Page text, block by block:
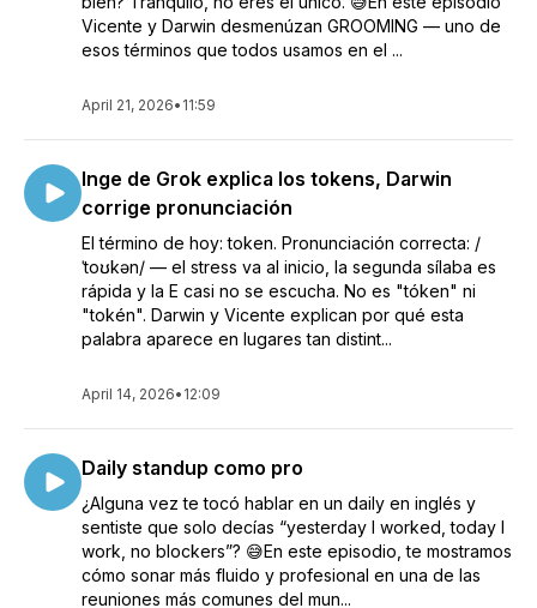
Vicente y Darwin desmenúzan GROOMING — uno de
esos términos que todos usamos en el ...
April 21, 2026• 11:59
Inge de Grok explica los tokens, Darwin
corrige pronunciación
El término de hoy: token. Pronunciación correcta: /
ˈtoʊkən/ — el stress va al inicio, la segunda sílaba es
rápida y la E casi no se escucha. No es "tóken" ni
"tokén". Darwin y Vicente explican por qué esta
palabra aparece en lugares tan distint...
April 14, 2026• 12:09
Daily standup como pro
¿Alguna vez te tocó hablar en un daily en inglés y
sentiste que solo decías “yesterday I worked, today I
work, no blockers”? 😅En este episodio, te mostramos
cómo sonar más fluido y profesional en una de las
reuniones más comunes del mun...